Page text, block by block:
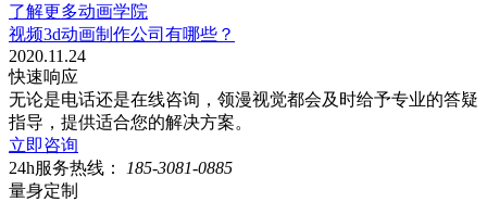
了解更多动画学院
视频3d动画制作公司有哪些？
2020.11.24
快速响应
无论是电话还是在线咨询，领漫视觉都会及时给予专业的答疑
指导，提供适合您的解决方案。
立即咨询
24h服务热线：
185-3081-0885
量身定制